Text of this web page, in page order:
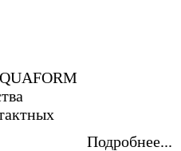
Подробнее...